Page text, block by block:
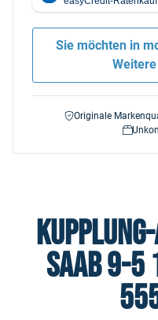
Sie möchten in
Originale
Saab 9-5